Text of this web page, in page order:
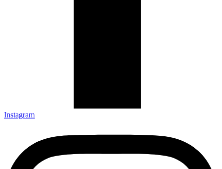
Instagram